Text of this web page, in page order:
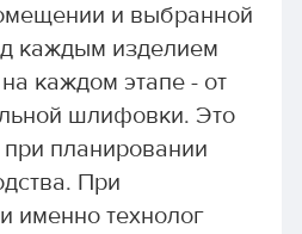
и выбранной
каждым изделием
каждом этапе - от
шлифовки. Это
планировании
При
именно технолог